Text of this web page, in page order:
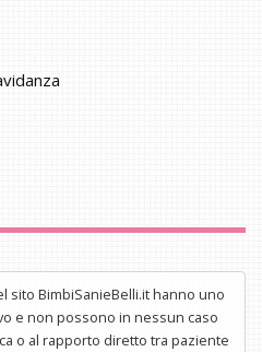
sito BimbiSanieBelli.it hanno uno
e non possono in nessun caso
o al rapporto diretto tra paziente